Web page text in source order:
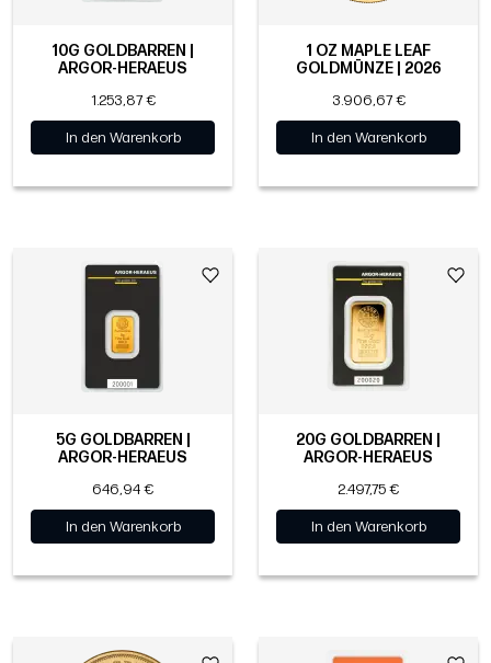
10G GOLDBARREN |
ARGOR-HERAEUS
1.253,87 €
In den Warenkorb
1 OZ MAPLE LEAF
GOLDMÜNZE | 2026
3.906,67 €
In den Warenkorb
5G GOLDBARREN |
ARGOR-HERAEUS
646,94 €
In den Warenkorb
20G GOLDBARREN |
ARGOR-HERAEUS
2.497,75 €
In den Warenkorb